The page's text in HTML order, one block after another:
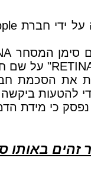
את הסכמת
להטעות
כי מידת
באותו